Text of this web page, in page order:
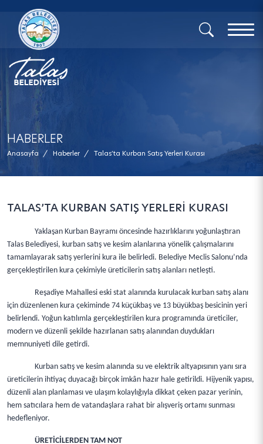
x
HABERLER
Anasayfa / Haberler / Talas’ta Kurban Satış Yerleri Kurası
TALAS’TA KURBAN SATIŞ YERLERİ KURASI
Yaklaşan Kurban Bayramı öncesinde hazırlıklarını yoğunlaştıran
Talas Belediyesi, kurban satış ve kesim alanlarına yönelik çalışmalarını
tamamlayarak satış yerlerini kura ile belirledi. Belediye Meclis Salonu’nda
gerçekleştirilen kura çekimiyle üreticilerin satış alanları netleşti.
Reşadiye Mahallesi eski stat alanında kurulacak kurban satış alanı
için düzenlenen kura çekiminde 74 küçükbaş ve 13 büyükbaş besicinin yeri
belirlendi. Yoğun katılımla gerçekleştirilen kura programında üreticiler,
modern ve düzenli şekilde hazırlanan satış alanından duydukları
memnuniyeti dile getirdi.
Kurban satış ve kesim alanında su ve elektrik altyapısının yanı sıra
üreticilerin ihtiyaç duyacağı birçok imkân hazır hale getirildi. Hijyenik yapısı,
düzenli alan planlaması ve ulaşım kolaylığıyla dikkat çeken pazar yerinin,
hem satıcılara hem de vatandaşlara rahat bir alışveriş ortamı sunması
hedefleniyor.
ÜRETİCİLERDEN TAM NOT